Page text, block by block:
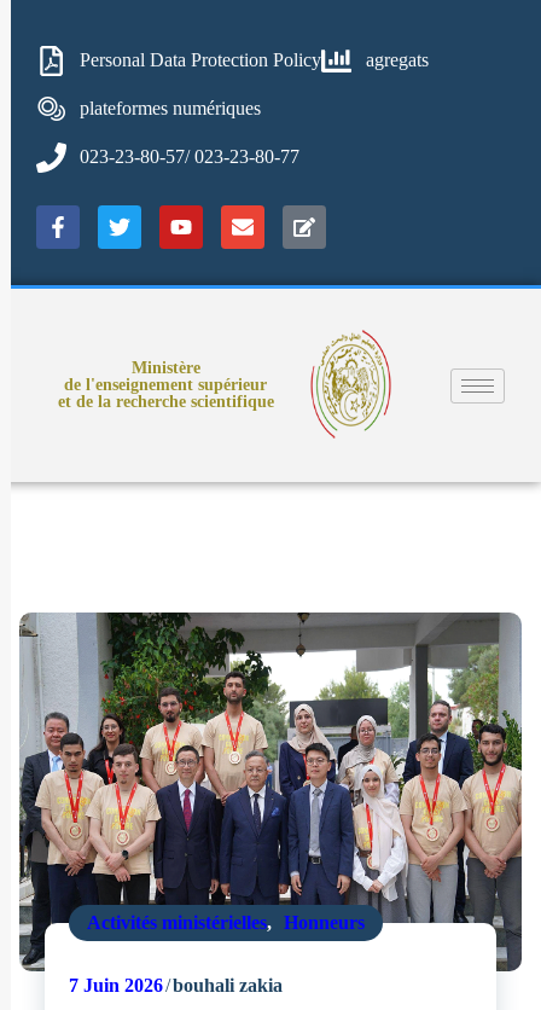
Personal Data Protection Policy agregats
plateformes numériques
023-23-80-57/ 023-23-80-77
Ministère
de l'enseignement supérieur
et de la recherche scientifique
Activités ministérielles, Honneurs
7Juin 2026 bouhali zakia